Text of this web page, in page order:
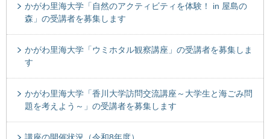
かがわ里海大学「自然のアクティビティを体験！ in 屋島の
森」の受講者を募集します
かがわ里海大学「ウミホタル観察講座」の受講者を募集しま
す
かがわ里海大学「香川大学訪問交流講座～大学生と海ごみ問
題を考えよう～」の受講者を募集します